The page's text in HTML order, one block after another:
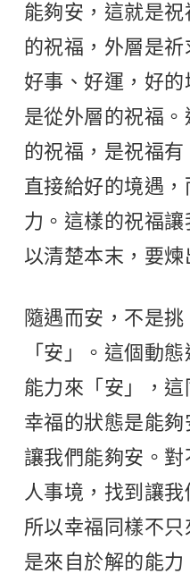
能夠安，這就是
的祝福，外層是祈
好事、好運，好
是從外層的祝福
的祝福，是祝福
直接給好的境遇
力。這樣的祝福
以清楚本末，要煉
隨遇而安，不是
「安」。這個動
能力來「安」，這
幸福的狀態是能
讓我們能夠安。
人事境，找到讓我
所以幸福同樣不
是來自於解的能力